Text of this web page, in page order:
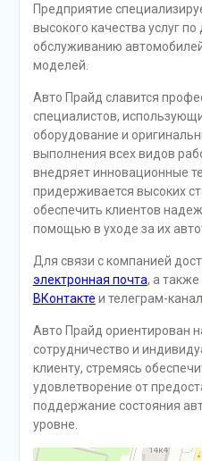
Предприятие
высокого качества услуг
обслуживанию
моделей.
Авто Прайд славится
специалистов,
оборудование и
выполнения всех видов
внедряет инновационные
придерживается высоких
обеспечить клиентов
помощью в уходе за их
Для связи с компанией
электронная почта, а
ВКонтакте и телеграм-канал
Авто Прайд ориентирован
сотрудничество и
клиенту, стремясь
удовлетворение от
поддержание состояния
уровне.